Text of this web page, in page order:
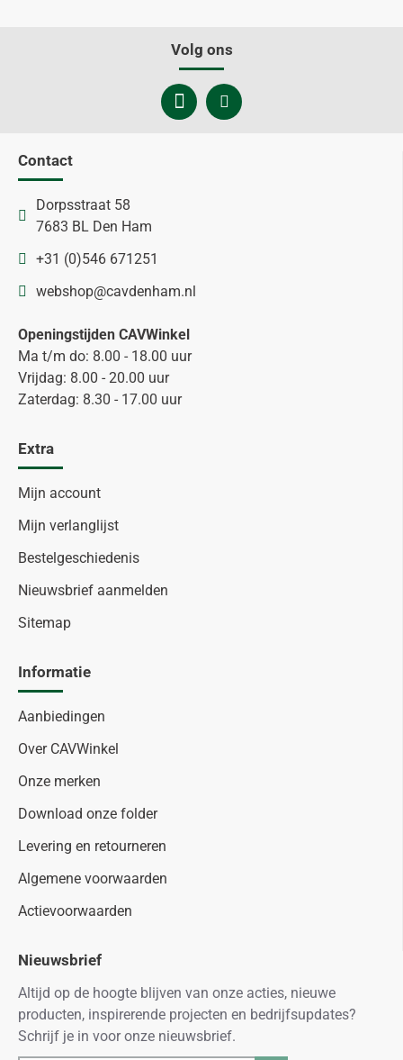
Volg ons
Contact
Dorpsstraat 58
7683 BL Den Ham
+31 (0)546 671251
webshop@cavdenham.nl
Openingstijden CAVWinkel
Ma t/m do: 8.00 - 18.00 uur
Vrijdag: 8.00 - 20.00 uur
Zaterdag: 8.30 - 17.00 uur
Extra
Mijn account
Mijn verlanglijst
Bestelgeschiedenis
Nieuwsbrief aanmelden
Sitemap
Informatie
Aanbiedingen
Over CAVWinkel
Onze merken
Download onze folder
Levering en retourneren
Algemene voorwaarden
Actievoorwaarden
Nieuwsbrief
Altijd op de hoogte blijven van onze acties, nieuwe
producten, inspirerende projecten en bedrijfsupdates?
Schrijf je in voor onze nieuwsbrief.